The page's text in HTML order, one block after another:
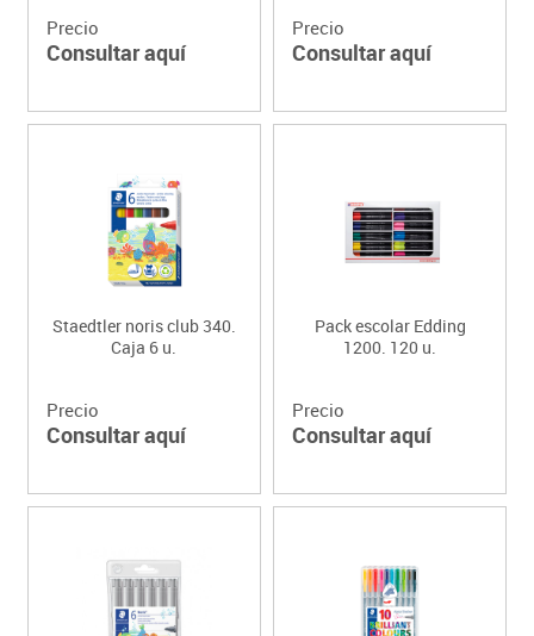
Precio
Consultar aquí
Precio
Consultar aquí
Staedtler noris club 340.
Caja 6 u.
Precio
Consultar aquí
Pack escolar Edding
1200. 120 u.
Precio
Consultar aquí